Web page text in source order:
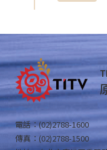
電話：(02)2788-1600
傳真：(02)2788-1500